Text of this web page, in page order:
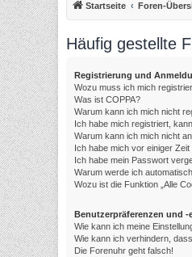
Startseite Foren-
Häufig gestellte
Registrierung und
Wozu muss ich mich
Was ist COPPA?
Warum kann ich mich nicht
Ich habe mich registriert,
Warum kann ich mich nicht
Ich habe mich vor einiger
Ich habe mein Passwort
Warum werde ich
Wozu ist die Funktion „Alle
Benutzerpräferenzen und -
Wie kann ich meine
Wie kann ich verhindern,
Die Forenuhr geht falsch!